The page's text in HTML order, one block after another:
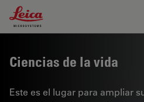
Leica Microsystems Logo
Ciencias de la vida
Este es el lugar para ampliar